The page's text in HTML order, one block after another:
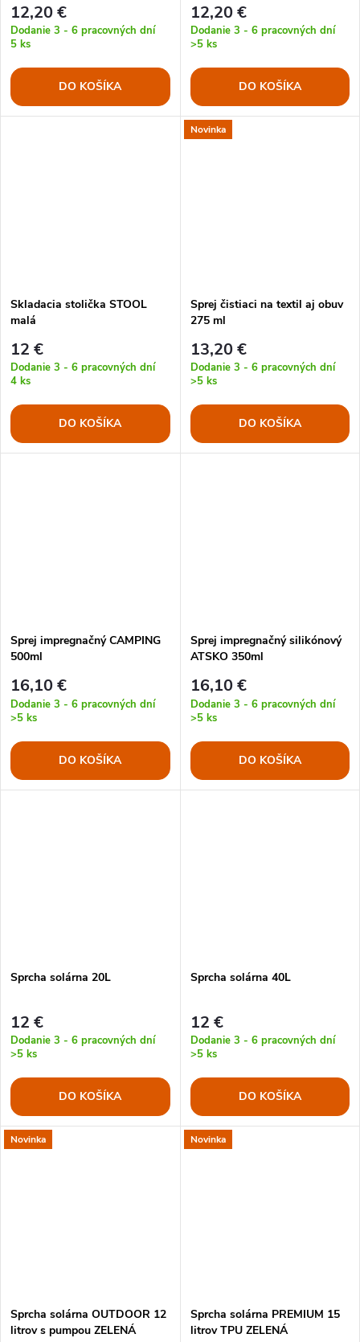
12,20 €
Dodanie 3 - 6 pracovných dní
5 ks
DO KOŠÍKA
12,20 €
Dodanie 3 - 6 pracovných dní
>5 ks
DO KOŠÍKA
Skladacia stolička STOOL
malá
12 €
Dodanie 3 - 6 pracovných dní
4 ks
DO KOŠÍKA
Novinka
Sprej čistiaci na textil aj obuv
275 ml
13,20 €
Dodanie 3 - 6 pracovných dní
>5 ks
DO KOŠÍKA
Sprej impregnačný CAMPING
500ml
16,10 €
Dodanie 3 - 6 pracovných dní
>5 ks
DO KOŠÍKA
Sprej impregnačný silikónový
ATSKO 350ml
16,10 €
Dodanie 3 - 6 pracovných dní
>5 ks
DO KOŠÍKA
Sprcha solárna 20L
12 €
Dodanie 3 - 6 pracovných dní
>5 ks
DO KOŠÍKA
Sprcha solárna 40L
12 €
Dodanie 3 - 6 pracovných dní
>5 ks
DO KOŠÍKA
Novinka
Sprcha solárna OUTDOOR 12
litrov s pumpou ZELENÁ
Novinka
Sprcha solárna PREMIUM 15
litrov TPU ZELENÁ